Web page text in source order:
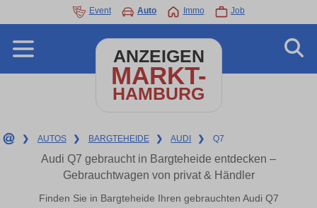
Event Auto Immo Job
ANZEIGEN
MARKT-
HAMBURG
❯ AUTOS ❯ BARGTEHEIDE ❯ AUDI ❯ Q7
Audi Q7 gebraucht in Bargteheide entdecken –
Gebrauchtwagen von privat & Händler
Finden Sie in Bargteheide Ihren gebrauchten Audi Q7